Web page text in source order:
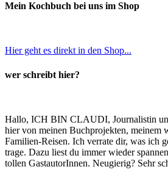
Mein Kochbuch bei uns im Shop
Hier geht es direkt in den Shop...
wer schreibt hier?
Hallo, ICH BIN CLAUDI, Journalistin
hier von meinen Buchprojekten, meinem
Familien-Reisen. Ich verrate dir, was ich
trage. Dazu liest du immer wieder
tollen GastautorInnen. Neugierig? Sehr